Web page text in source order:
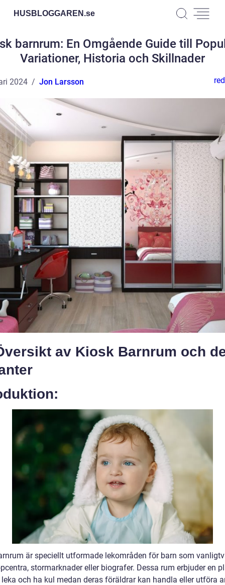
HUSBLOGGAREN.se
barnrum: En Omgående Guide till
Variationer, Historia och Skillnader
2024 Jon Larsson
av Kiosk Barnrum och
är speciellt utformade lekområden för barn som
stormarknader eller biografer. Dessa rum erbjuder en
och ha kul medan deras föräldrar kan handla eller utföra